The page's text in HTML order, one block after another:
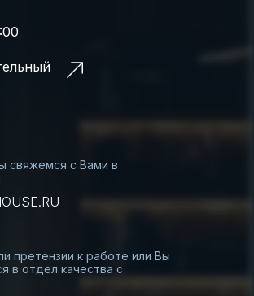
претензии к работе или Вы
в отдел качества с
свяжемся с Вами в